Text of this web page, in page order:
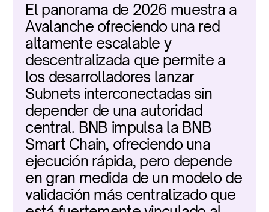
El panorama de 2026 muestra a
Avalanche ofreciendo una red
altamente escalable y
descentralizada que permite a
los desarrolladores lanzar
Subnets interconectadas sin
depender de una autoridad
central. BNB impulsa la BNB
Smart Chain, ofreciendo una
ejecución rápida, pero depende
en gran medida de un modelo de
validación más centralizado que